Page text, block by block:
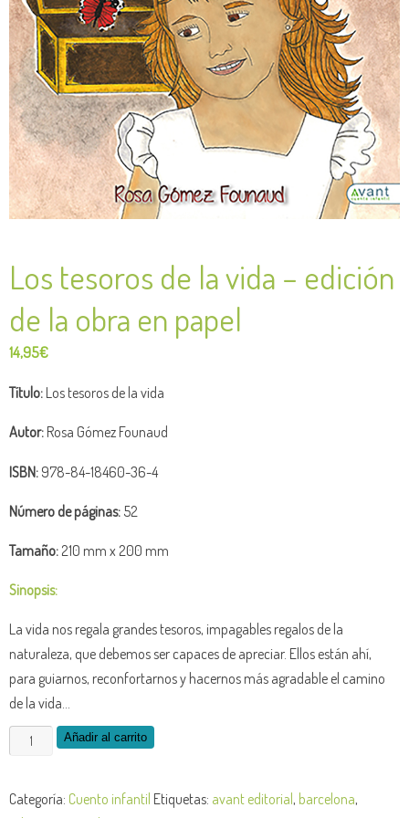
Los tesoros de la vida – edición
de la obra en papel
14,95€
Título:Los tesoros de la vida
Autor:Rosa Gómez Founaud
ISBN:978-84-18460-36-4
Número de páginas:52
Tamaño:210 mm x 200 mm
Sinopsis:
La vida nos regala grandes tesoros, impagables regalos de la
naturaleza, que debemos ser capaces de apreciar. Ellos están ahí,
para guiarnos, reconfortarnos y hacernos más agradable el camino
de la vida…
Añadir al carrito
Categoría: Cuento infantil Etiquetas: avant editorial, barcelona,